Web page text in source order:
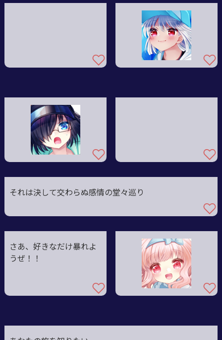
それは決して交わらぬ感情の堂々巡り
さあ、好きなだけ暴れよ
うぜ！！